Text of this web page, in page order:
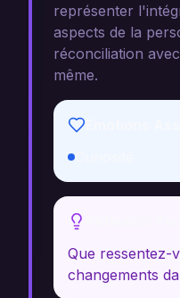
représenter
aspects de la
réconciliation
même.
Que ressentez-
changements